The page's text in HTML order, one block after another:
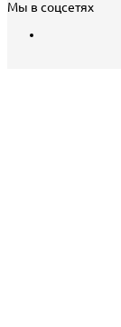
Мы в соцсетях